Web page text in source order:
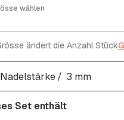
wählen
ändert die Anzahl Stück
Nadelstärke 3 mm
Set enthält